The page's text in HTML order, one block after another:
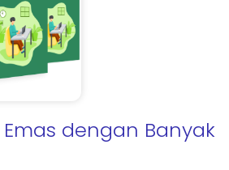
dengan Banyak